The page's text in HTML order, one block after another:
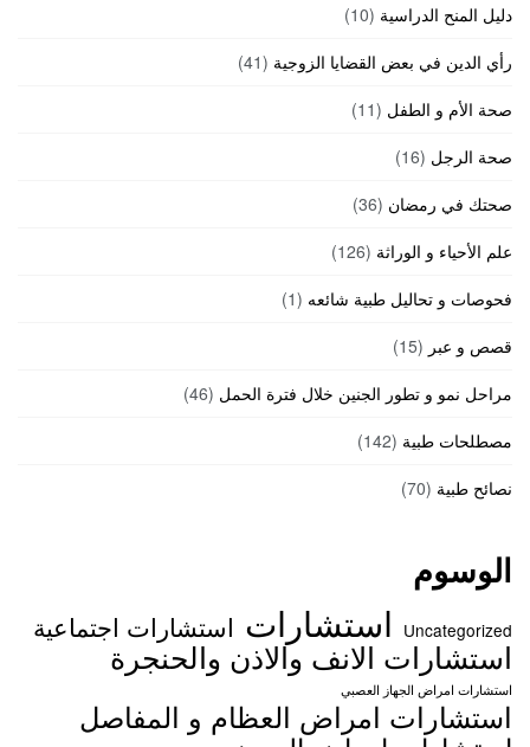
دليل المنح الدراسية (10)
رأي الدين في بعض القضايا الزوجية (41)
صحة الأم و الطفل (11)
صحة الرجل (16)
صحتك في رمضان (36)
علم الأحياء و الوراثة (126)
فحوصات و تحاليل طبية شائعه (1)
قصص و عبر (15)
مراحل نمو و تطور الجنين خلال فترة الحمل (46)
مصطلحات طبية (142)
نصائح طبية (70)
الوسوم
Uncategorized استشارات استشارات اجتماعية
استشارات الانف والاذن والحنجرة
استشارات امراض الجهاز العصبي
استشارات امراض العظام و المفاصل